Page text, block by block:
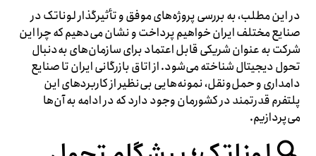
در این مطلب، به بررسی پروژه‌های موفق و تأثیرگذار لوناتک در
صنایع مختلف ایران خواهیم پرداخت و نشان می‌دهیم که چرا این
شرکت به عنوان شریکی قابل اعتماد برای سازمان‌های به‌دنبال
تحول دیجیتال شناخته می‌شود. از اتاق بازرگانی ایران تا صنایع
دامداری و حمل‌ونقل، نمونه‌هایی بی‌نظیر از کاربردهای این
پلتفرم قدرتمند در کشورمان وجود دارد که در ادامه به آن‌ها
می‌پردازیم.